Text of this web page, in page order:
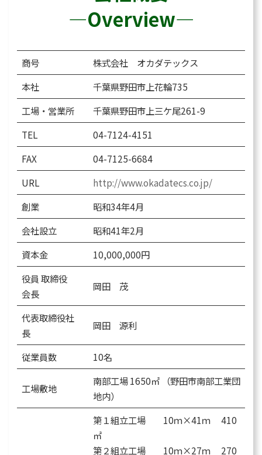
―Overview―
商号
株式会社 オカダテックス
本社
千葉県野田市上花輪735
工場・営業所
千葉県野田市上三ケ尾261-9
TEL
04-7124-4151
FAX
04-7125-6684
URL
http://www.okadatecs.co.jp/
創業
昭和34年4月
会社設立
昭和41年2月
資本金
10,000,000円
役員 取締役
会長
岡田 茂
代表取締役社
長
岡田 源利
従業員数 10名
工場敷地
南部工場 1650㎡ （野田市南部工業団
地内）
第１組立工場 10ｍ×41ｍ 410
㎡
第２組立工場 10ｍ×27ｍ 270